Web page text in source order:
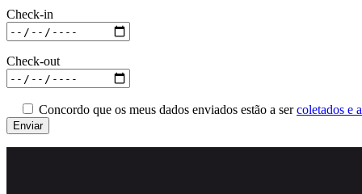
Check-in
Check-out
Concordo que os meus dados enviados estão a sercoletados e